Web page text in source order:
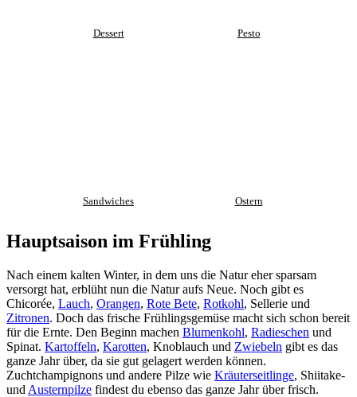
Dessert Pesto
Sandwiches Ostern
Hauptsaison im Frühling
Nach einem kalten Winter, in dem uns die Natur eher sparsam
versorgt hat, erblüht nun die Natur aufs Neue. Noch gibt es
Chicorée, Lauch, Orangen, Rote Bete, Rotkohl, Sellerie und
Zitronen. Doch das frische Frühlingsgemüse macht sich schon bereit
für die Ernte. Den Beginn machen Blumenkohl, Radieschen und
Spinat. Kartoffeln, Karotten, Knoblauch und Zwiebeln gibt es das
ganze Jahr über, da sie gut gelagert werden können.
Zuchtchampignons und andere Pilze wie Kräuterseitlinge, Shiitake-
und Austernpilze findest du ebenso das ganze Jahr über frisch.